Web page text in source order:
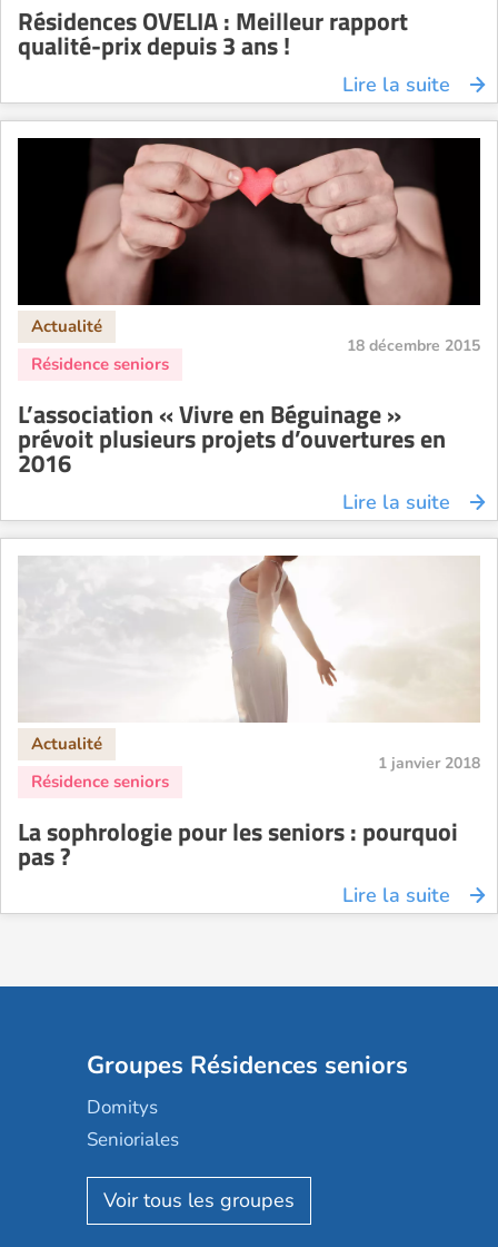
Résidences OVELIA : Meilleur rapport
qualité-prix depuis 3 ans !
Lire la suite
18 décembre 2015
L’association « Vivre en Béguinage »
prévoit plusieurs projets d’ouvertures en
2016
Lire la suite
1 janvier 2018
La sophrologie pour les seniors : pourquoi
pas ?
Lire la suite
Groupes Résidences seniors
Domitys
Senioriales
Nohée
Les Résidentiels